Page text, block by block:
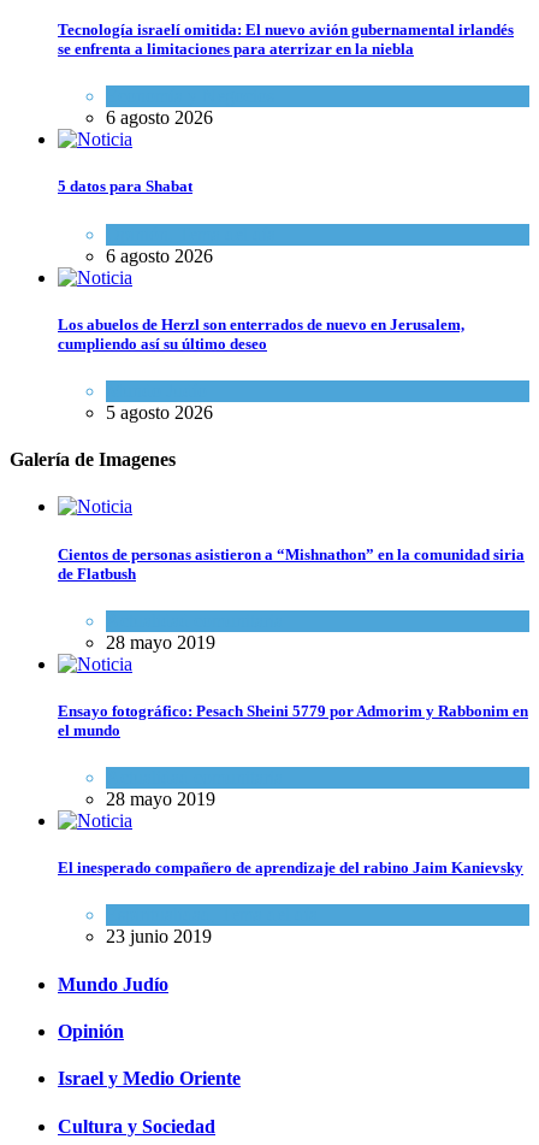
Tecnología israelí omitida: El nuevo avión gubernamental irlandés
se enfrenta a limitaciones para aterrizar en la niebla
6 agosto 2026
5 datos para Shabat
6 agosto 2026
Los abuelos de Herzl son enterrados de nuevo en Jerusalem,
cumpliendo así su último deseo
5 agosto 2026
Galería de Imagenes
Cientos de personas asistieron a “Mishnathon” en la comunidad siria
de Flatbush
28 mayo 2019
Ensayo fotográfico: Pesach Sheini 5779 por Admorim y Rabbonim en
el mundo
28 mayo 2019
El inesperado compañero de aprendizaje del rabino Jaim Kanievsky
23 junio 2019
Mundo Judío
Opinión
Israel y Medio Oriente
Cultura y Sociedad